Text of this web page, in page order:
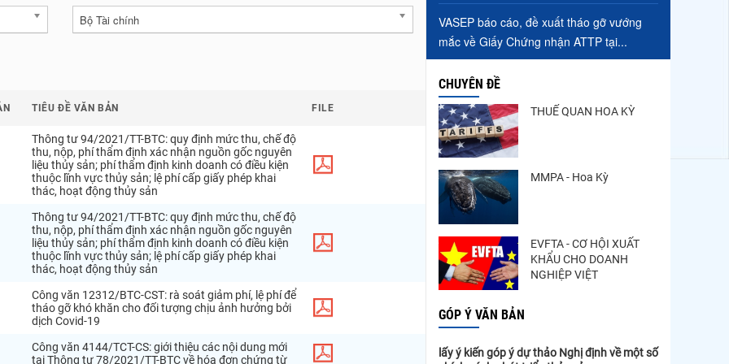
Bộ Tài chính
TIÊU ĐỀ VĂN BẢN FILE
Thông tư94/2021 /TT-BTC:quyđịnh mứcthu, chếđộ
thu, nộp, phíthẩmđịnh xác nhận nguồn gốc nguyên
liệu thủysản; phíthẩmđịnh kinh doanh cóđiều kiện
thuộc lĩnh vựcthủysản; lệ phícấpgiấy phép khai
thác, hoạt động thủysản
Thông tư94/2021 /TT-BTC:quyđịnh mứcthu, chếđộ
thu, nộp, phíthẩmđịnh xác nhận nguồn gốc nguyên
liệu thủysản; phíthẩmđịnh kinh doanh cóđiều kiện
thuộc lĩnh vựcthủysản; lệ phícấpgiấy phép khai
thác, hoạt động thủysản
Công văn 12312/BTC-CST: rà soát giảm phí, lệ phíđể
tháogỡ khó khăn chođốitượng chịu ảnh hưởng bởi
dịch Covid-19
Công văn 4144/TCT-CS:giớithiệu các nộidung mới
tạiThông tư78/2021 /TT-BTCvề hóa đơn chứng từ
VASEP báo cáo, đề xuất tháo gỡ vướng
mắc về Giấy Chứng nhận ATTP tại...
CHUYÊN ĐỀ
THUẾ QUAN HOA KỲ
MMPA - Hoa Kỳ
EVFTA - CƠ HỘI XUẤT
KHẨU CHO DOANH
NGHIỆP VIỆT
GÓP Ý VĂN BẢN
lấy ý kiến góp ý dự thảo Nghị định về một số